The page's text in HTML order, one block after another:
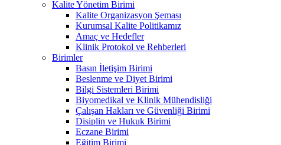
Kalite Yönetim Birimi
Kalite Organizasyon Şeması
Kurumsal Kalite Politikamız
Amaç ve Hedefler
Klinik Protokol ve Rehberleri
Birimler
Basın İletişim Birimi
Beslenme ve Diyet Birimi
Bilgi Sistemleri Birimi
Biyomedikal ve Klinik Mühendisliği
Çalışan Hakları ve Güvenliği Birimi
Disiplin ve Hukuk Birimi
Eczane Birimi
Eğitim Birimi